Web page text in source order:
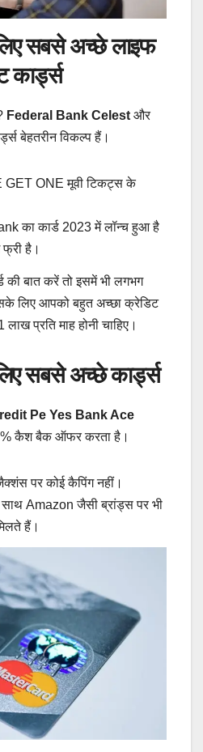
सबसे अच्छे लाइफ
कार्ड्स
Federal Bank Celest और
बेहतरीन विकल्प हैं।
GET ONE मूवी टिकट्स के
का कार्ड 2023 में लॉन्च हुआ है
है।
की बात करें तो इसमें भी लगभग
लिए आपको बहुत अच्छा क्रेडिट
प्रति माह होनी चाहिए।
सबसे अच्छे कार्ड्स
Pe Yes Bank Ace
कैश बैक ऑफर करता है।
पर कोई कैपिंग नहीं।
Amazon जैसी ब्रांड्स पर भी
हैं।